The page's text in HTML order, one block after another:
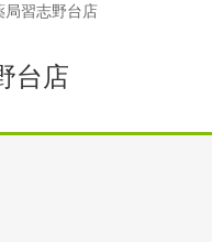
局習志野台店
台店